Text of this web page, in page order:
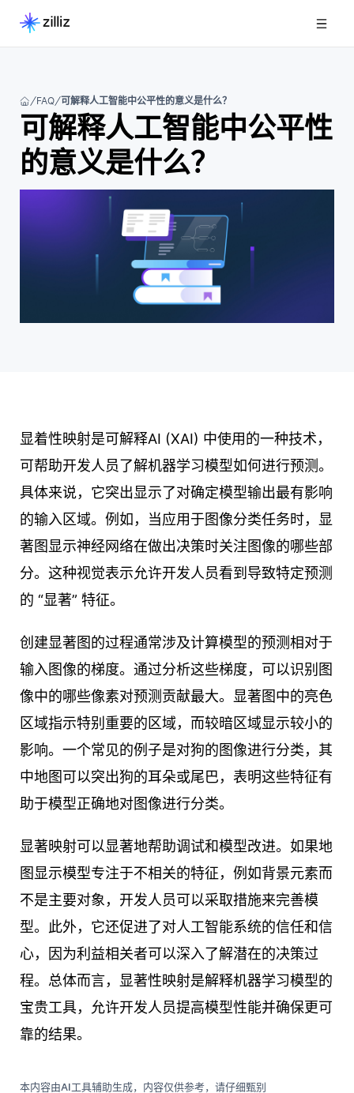
FAQ 可解释人工智能中公平性的意义是什么？
可解释人工智能中公平性
的意义是什么？
显着性映射是可解释AI (XAI) 中使用的一种技术，
可帮助开发人员了解机器学习模型如何进行预测。
具体来说，它突出显示了对确定模型输出最有影响
的输入区域。例如，当应用于图像分类任务时，显
著图显示神经网络在做出决策时关注图像的哪些部
分。这种视觉表示允许开发人员看到导致特定预测
的 “显著” 特征。
创建显著图的过程通常涉及计算模型的预测相对于
输入图像的梯度。通过分析这些梯度，可以识别图
像中的哪些像素对预测贡献最大。显著图中的亮色
区域指示特别重要的区域，而较暗区域显示较小的
影响。一个常见的例子是对狗的图像进行分类，其
中地图可以突出狗的耳朵或尾巴，表明这些特征有
助于模型正确地对图像进行分类。
显著映射可以显著地帮助调试和模型改进。如果地
图显示模型专注于不相关的特征，例如背景元素而
不是主要对象，开发人员可以采取措施来完善模
型。此外，它还促进了对人工智能系统的信任和信
心，因为利益相关者可以深入了解潜在的决策过
程。总体而言，显著性映射是解释机器学习模型的
宝贵工具，允许开发人员提高模型性能并确保更可
靠的结果。
本内容由AI工具辅助生成，内容仅供参考，请仔细甄别